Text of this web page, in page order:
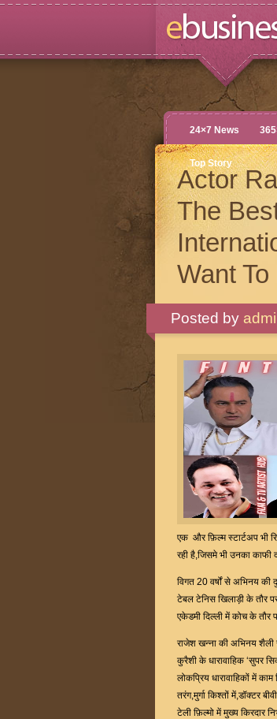
24×7 News
Top Story
Actor
The
Want
Posted by
एक और फ़िल्म स्टार्टअप भी
रही है,जिसमे भी उनका काफी
विगत 20 वर्षों से अभिनय की
टेबल टेनिस खिलाड़ी के तौर
एकेडमी दिल्ली में कोच के तौर
राजेश खन्ना की अभिनय शैली
कुरैशी के धारावाहिक ‘सुपर
लोकप्रिय धारावाहिकों में
तरंग,मुर्गा किश्तों में,डॉक्टर
टेली फ़िल्मो में मुख्य किरदार